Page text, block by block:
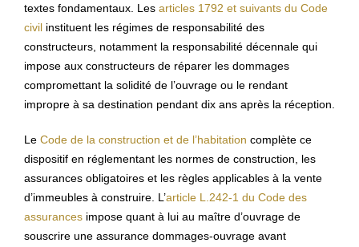
textes fondamentaux. Les articles 1792 et suivants du Code
civil instituent les régimes de responsabilité des
constructeurs, notamment la responsabilité décennale qui
impose aux constructeurs de réparer les dommages
compromettant la solidité de l’ouvrage ou le rendant
impropre à sa destination pendant dix ans après la réception.
Le Code de la construction et de l’habitation complète ce
dispositif en réglementant les normes de construction, les
assurances obligatoires et les règles applicables à la vente
d’immeubles à construire. L’article L.242-1 du Code des
assurances impose quant à lui au maître d’ouvrage de
souscrire une assurance dommages-ouvrage avant